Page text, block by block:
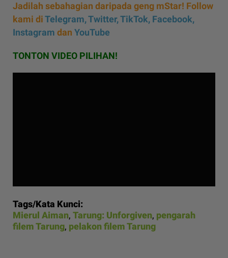
Jadilah sebahagian daripada geng mStar! Follow
kami diTelegram,Twitter,TikTok, Facebook,
Instagram dan YouTube
TONTON VIDEO PILIHAN!
Tags/Kata Kunci:
Mierul Aiman, Tarung: Unforgiven, pengarah
filem Tarung, pelakon filem Tarung